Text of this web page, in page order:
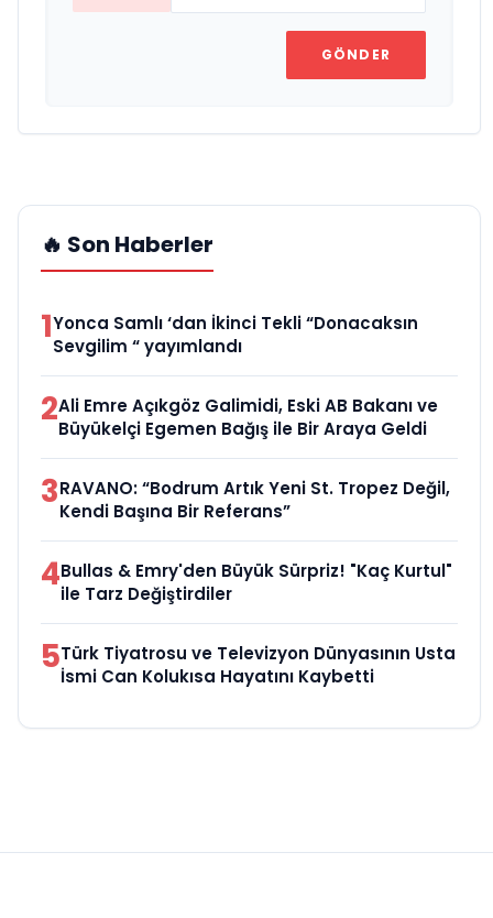
GÖNDER
🔥 Son Haberler
1Yonca Samlı ‘dan İkinci Tekli “Donacaksın
Sevgilim “ yayımlandı
2Ali Emre Açıkgöz Galimidi, Eski AB Bakanı ve
Büyükelçi Egemen Bağış ile Bir Araya Geldi
3RAVANO: “Bodrum Artık Yeni St. Tropez Değil,
Kendi Başına Bir Referans”
4Bullas & Emry'den Büyük Sürpriz! "Kaç Kurtul"
ile Tarz Değiştirdiler
5Türk Tiyatrosu ve Televizyon Dünyasının Usta
İsmi Can Kolukısa Hayatını Kaybetti